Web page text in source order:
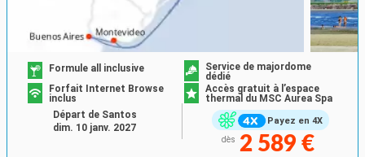
Payez en 4X
Formule all inclusive
Service de majordome
dédié
Forfait Internet Browse
inclus
Accès gratuit à l’espace
thermal du MSC Aurea Spa
dès 2 589 €
Départ de Santos
dim. 10 janv. 2027